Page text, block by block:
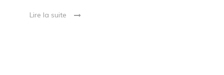
Lire la suite